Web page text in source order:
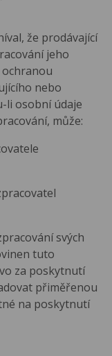
že prodávající
jeho
nebo
li osobní údaje
může:
svých
tuto
za poskytnutí
přiměřenou
na poskytnutí